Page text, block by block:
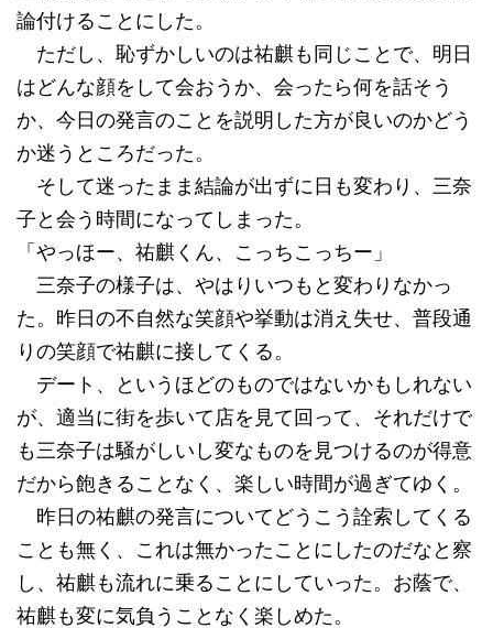
論付けることにした。
ただし、恥ずかしいのは祐麒も同じことで、明日
はどんな顔をして会おうか、会ったら何を話そう
か、今日の発言のことを説明した方が良いのかどう
か迷うところだった。
そして迷ったまま結論が出ずに日も変わり、三奈
子と会う時間になってしまった。
「やっほー、祐麒くん、こっちこっちー」
三奈子の様子は、やはりいつもと変わりなかっ
た。昨日の不自然な笑顔や挙動は消え失せ、普段通
りの笑顔で祐麒に接してくる。
デート、というほどのものではないかもしれない
が、適当に街を歩いて店を見て回って、それだけで
も三奈子は騒がしいし変なものを見つけるのが得意
だから飽きることなく、楽しい時間が過ぎてゆく。
昨日の祐麒の発言についてどうこう詮索してくる
ことも無く、これは無かったことにしたのだなと察
し、祐麒も流れに乗ることにしていった。お蔭で、
祐麒も変に気負うことなく楽しめた。